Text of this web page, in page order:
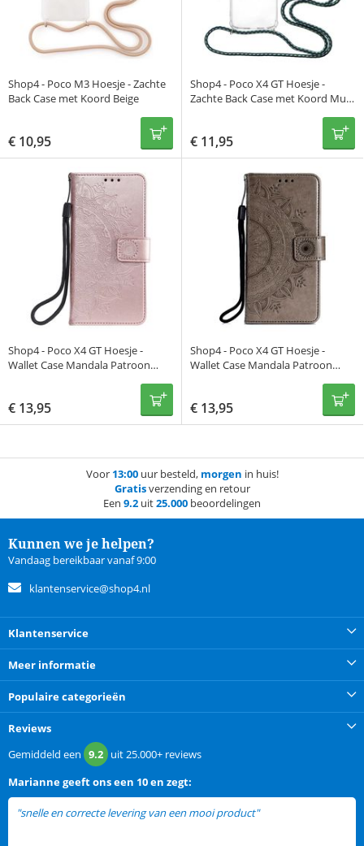
Shop4 - Poco M3 Hoesje - Zachte
Back Case met Koord Beige
€ 10,95
Shop4 - Poco X4 GT Hoesje -
Zachte Back Case met Koord Multi
€ 11,95
Shop4 - Poco X4 GT Hoesje -
Wallet Case Mandala Patroon
€ 13,95
Shop4 - Poco X4 GT Hoesje -
Wallet Case Mandala Patroon
€ 13,95
Voor 13:00uur besteld, morgen in huis!
Gratisverzending en retour
Een 9.2 uit25.000 beoordelingen
Kunnen we je helpen?
Vandaag bereikbaar vanaf 9:00
klantenservice@shop4.nl
Klantenservice
Meer informatie
Populaire categorieën
Reviews
Gemiddeld een 9.2 uit25.000+ reviews
Mariannegeeft ons een 10 en zegt:
"snelle en correcte levering van een mooi product"